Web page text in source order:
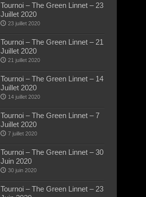
Tournoi – The Green Linnet – 23
Juillet 2020
23 juillet 2020
Tournoi – The Green Linnet – 21
Juillet 2020
21 juillet 2020
Tournoi – The Green Linnet – 14
Juillet 2020
14 juillet 2020
Tournoi – The Green Linnet – 7
Juillet 2020
7 juillet 2020
Tournoi – The Green Linnet – 30
Juin 2020
30 juin 2020
Tournoi – The Green Linnet – 23